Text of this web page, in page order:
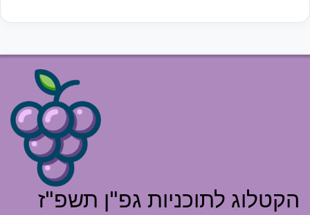
הקטלוג לתוכניות גפ"ן תשפ"ז